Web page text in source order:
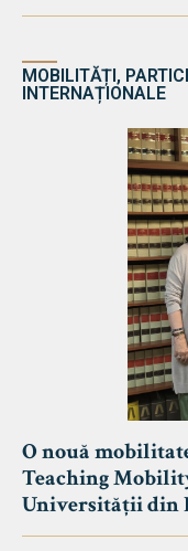
MOBILITĂȚI,
INTERNAȚIONALE
O nouă
Teaching
Universității din